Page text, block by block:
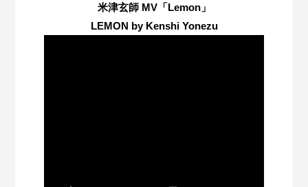
米津玄師 MV「Lemon」
LEMON by Kenshi Yonezu